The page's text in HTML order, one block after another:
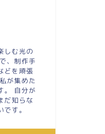
しむ光の
、制作手
どを頑張
が集めた
。 自分が
だ知らな
す。